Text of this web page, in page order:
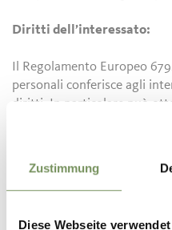
Zustimmung
Diese Webseite
Diritti dell’interessato:
Il Regolamento Europeo
personali conferisce agli
diritti. In particolare può
dell’esistenza o meno di
L’interessato può altresì
dati, le finalità e modalità
applicata in caso